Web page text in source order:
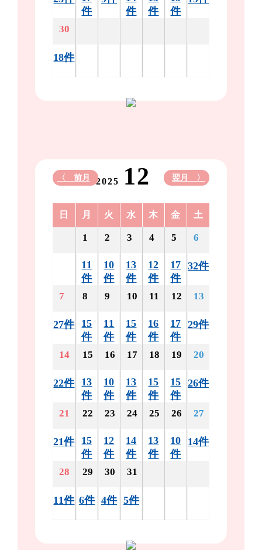
件
件
件
件
30
18件
2025 12
〈 前月 翌月 〉
日 月 火 水 木 金 土
1
11
件
2
10
件
3
13
件
4
12
件
5
17
件
6
32件
7
27件
8
15
件
9
11
件
10
15
件
11
16
件
12
17
件
13
29件
14
22件
15
13
件
16
10
件
17
13
件
18
15
件
19
15
件
20
26件
21
21件
22
15
件
23
12
件
24
14
件
25
13
件
26
10
件
27
14件
28
11件
29
6件
30
4件
31
5件